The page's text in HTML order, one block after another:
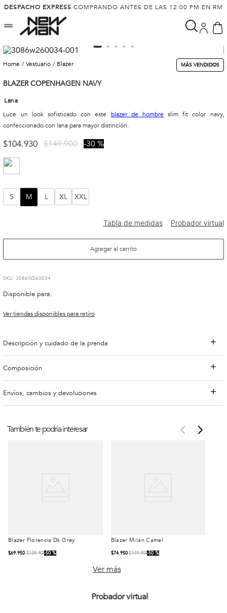
DESPACHO EXPRESS COMPRANDO ANTES DE LAS 12:00 PM EN RM
vestuario blazer MÁS VENDIDOS
BLAZER COPENHAGEN NAVY
Lana
Luce un look sofisticado con este blazer de hombre slim fit color navy,
confeccionado con lana para mayor distinción.
$104.930 $149.900 30 %
S M L XL XXL
Agregar al carrito
:3086W260034
Disponible para:
Ver tiendas disponibles para retiro
Descripción y cuidado de la prenda
Composición
Envíos, cambios y devoluciones
También te podría interesar
Blazer Florencia Dk Grey
$69.950 $139.90050 %
Talla
Blazer Milan Camel
$74.950 $149.90050 %
Talla
Ver más
Probador virtual